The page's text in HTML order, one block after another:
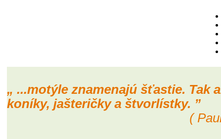
„ ...motýle znamenajú šťastie. Tak
koníky, jašteričky a štvorlístky. ”
(